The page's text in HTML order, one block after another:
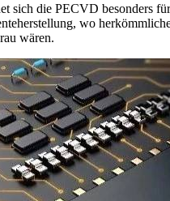
sich die PECVD besonders
wo
wären.